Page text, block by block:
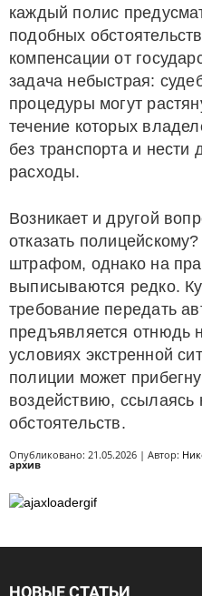
каждый полис
подобных
компенсации от
задача небыстрая:
процедуры могут
течение которых
без транспорта и нести
расходы.
Возникает и другой
отказать
штрафом, однако на
выписываются редко.
требование передать
предъявляется отнюдь
условиях экстренной
полиции может
воздействию, ссылаясь
обстоятельств.
Опубликовано: 21.05.2026 | Автор:
архив
НОВЫЕ СТАТЬИ